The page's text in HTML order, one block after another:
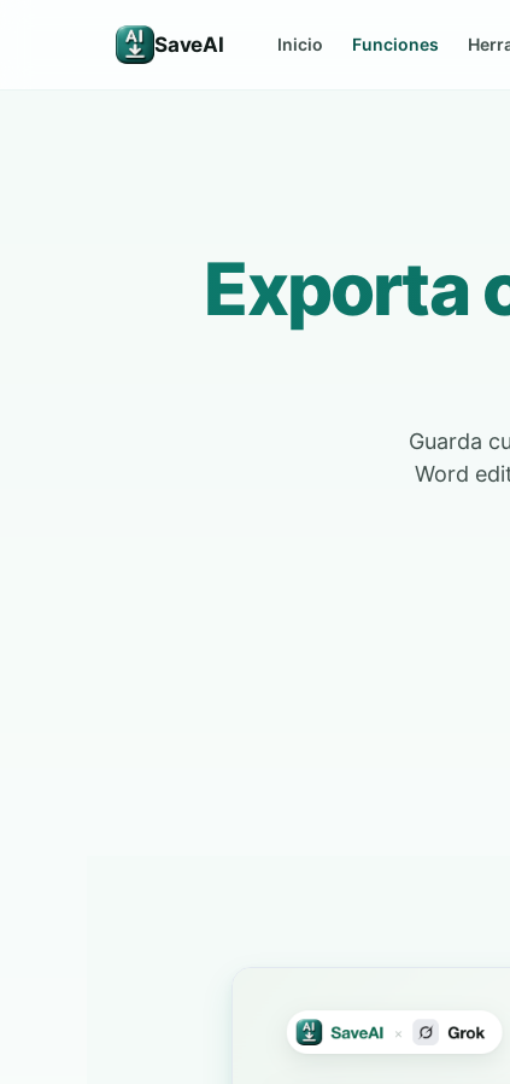
SaveAI Inicio Funciones
Exporta
Guarda
Word